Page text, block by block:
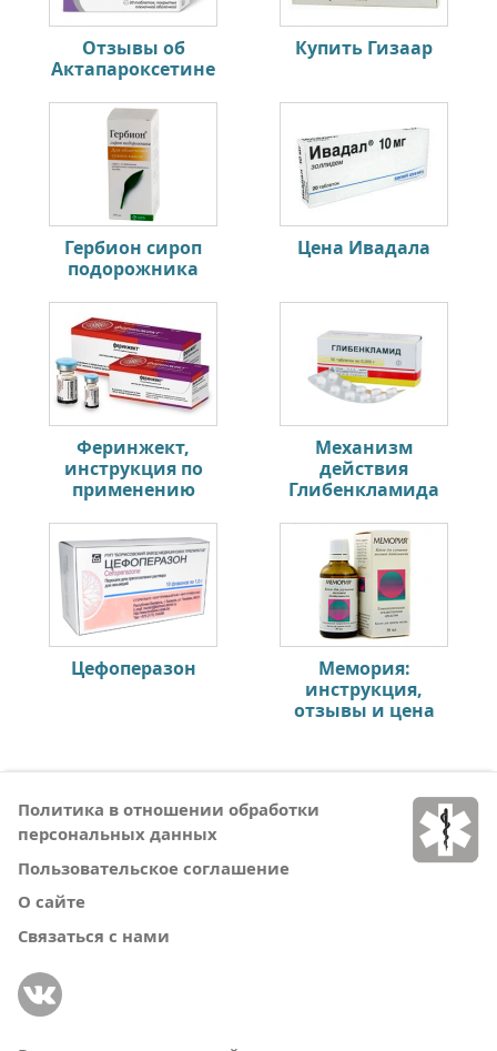
Отзывы об
Актапароксетине
Купить Гизаар
Гербион сироп
подорожника
Цена Ивадала
Феринжект,
инструкция по
применению
Механизм
действия
Глибенкламида
Цефоперазон
Мемория:
инструкция,
отзывы и цена
Политика в отношении обработки
персональных данных
Пользовательское соглашение
О сайте
Связаться с нами